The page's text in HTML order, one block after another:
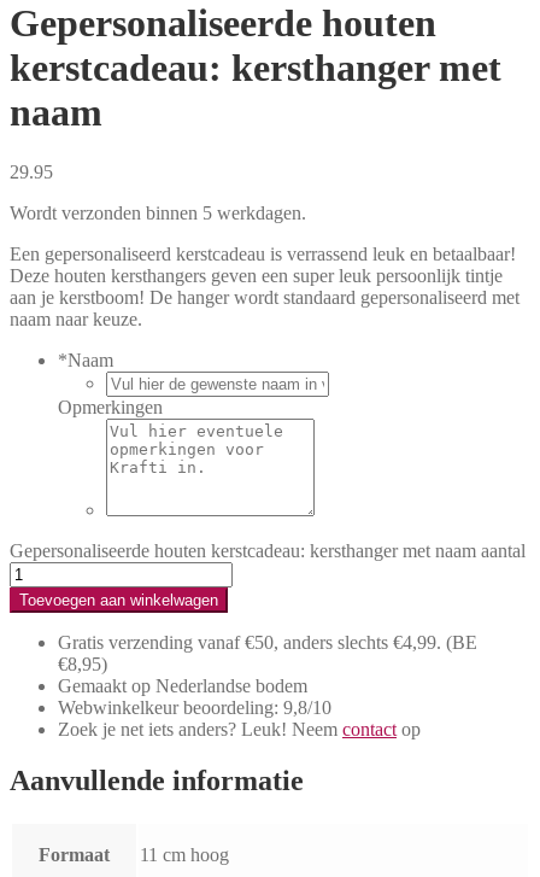
Gepersonaliseerde houten
kerstcadeau: kersthanger met
naam
29.95
Wordt verzonden binnen 5 werkdagen.
Een gepersonaliseerd kerstcadeau is verrassend leuk en betaalbaar!
Deze houten kersthangers geven een super leuk persoonlijk tintje
aan je kerstboom! De hanger wordt standaard gepersonaliseerd met
naam naar keuze.
*Naam
Opmerkingen
Gepersonaliseerde houten kerstcadeau: kersthanger met naam aantal
Toevoegen aan winkelwagen
Gratis verzending vanaf €50, anders slechts €4,99. (BE
€8,95)
Gemaakt op Nederlandse bodem
Webwinkelkeur beoordeling: 9,8/10
Zoek je net iets anders? Leuk! Neem contact op
Aanvullende informatie
Formaat 11 cm hoog